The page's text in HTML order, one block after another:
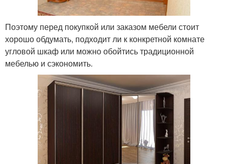
Поэтому перед покупкой или заказом мебели стоит
хорошо обдумать, подходит ли к конкретной комнате
угловой шкаф или можно обойтись традиционной
мебелью и сэкономить.